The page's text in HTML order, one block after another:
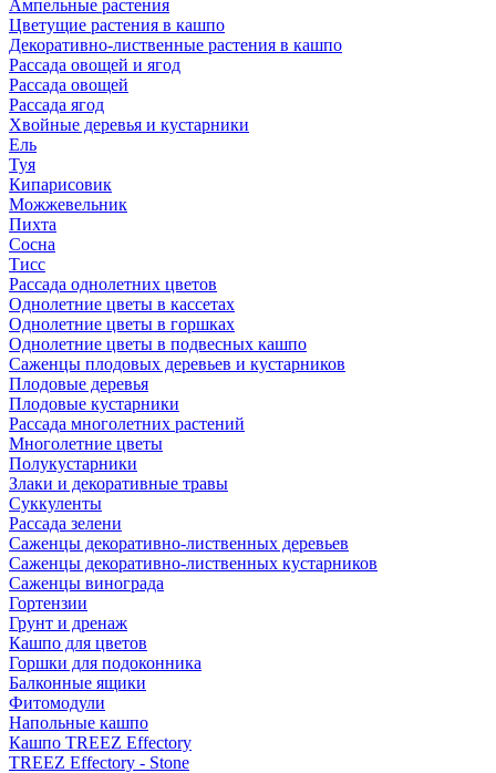
Ампельные растения
Цветущие растения в кашпо
Декоративно-лиственные растения в кашпо
Рассада овощей и ягод
Рассада овощей
Рассада ягод
Хвойные деревья и кустарники
Ель
Туя
Кипарисовик
Можжевельник
Пихта
Сосна
Тисc
Рассада однолетних цветов
Однолетние цветы в кассетах
Однолетние цветы в горшках
Однолетние цветы в подвесных кашпо
Саженцы плодовых деревьев и кустарников
Плодовые деревья
Плодовые кустарники
Рассада многолетних растений
Многолетние цветы
Полукустарники
Злаки и декоративные травы
Суккуленты
Рассада зелени
Саженцы декоративно-лиственных деревьев
Саженцы декоративно-лиственных кустарников
Саженцы винограда
Гортензии
Грунт и дренаж
Кашпо для цветов
Горшки для подоконника
Балконные ящики
Фитомодули
Напольные кашпо
Кашпо TREEZ Effectory
TREEZ Effectory - Stone